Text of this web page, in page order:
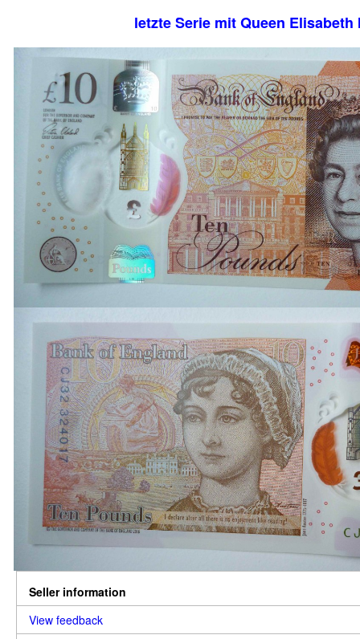
letzte Serie mit Queen Elisabeth
Seller information
View feedback